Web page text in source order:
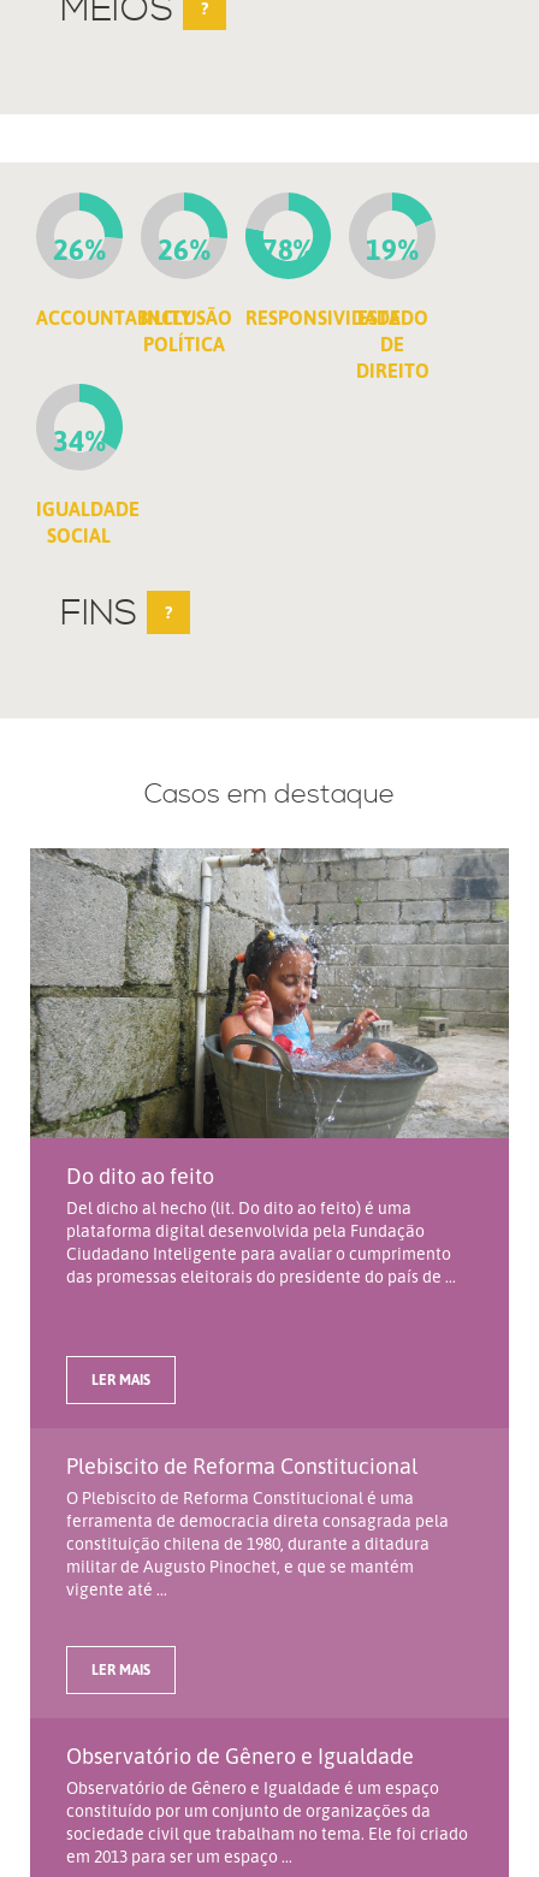
MEIOS ?
26%
ACCOUNTABILITY
26%
INCLUSÃO
POLÍTICA
78%
RESPONSIVIDADE
19%
ESTADO
DE
DIREITO
34%
IGUALDADE
SOCIAL
FINS ?
Casos em destaque
Do dito ao feito
Del dicho al hecho (lit. Do dito ao feito) é uma
plataforma digital desenvolvida pela Fundação
Ciudadano Inteligente para avaliar o cumprimento
das promessas eleitorais do presidente do país de ...
LER MAIS
Plebiscito de Reforma Constitucional
O Plebiscito de Reforma Constitucional é uma
ferramenta de democracia direta consagrada pela
constituição chilena de 1980, durante a ditadura
militar de Augusto Pinochet, e que se mantém
vigente até ...
LER MAIS
Observatório de Gênero e Igualdade
Observatório de Gênero e Igualdade é um espaço
constituído por um conjunto de organizações da
sociedade civil que trabalham no tema. Ele foi criado
em 2013 para ser um espaço ...